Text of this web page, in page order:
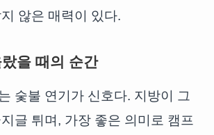
않은 매력이 있다.
을 때의 순간
숯불 연기가 신호다. 지방이 그
글 튀며, 가장 좋은 의미로 캠프